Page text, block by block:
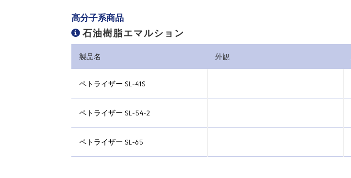
高分子系商品
石油樹脂エマルション
製品名 外観
ペトライザー SL-41S
ペトライザー SL-54-2
ペトライザー SL-65